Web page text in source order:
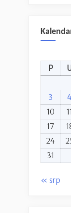
P
3
4
10
11
17
24
31
« srp